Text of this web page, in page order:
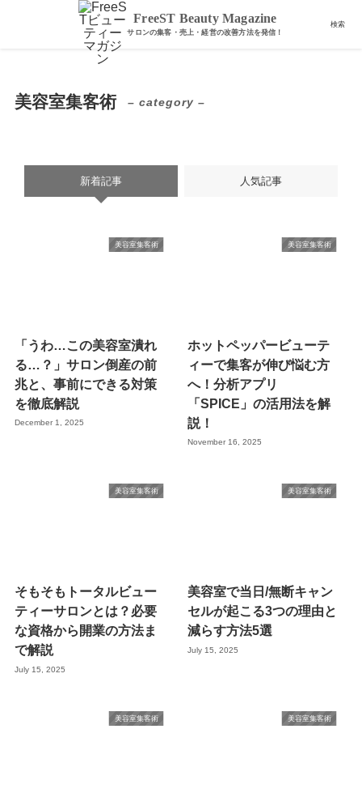
FreeST Beauty Magazine 検索
美容室集客術
美容室集客術 – category –
新着記事 人気記事
美容室集客術
「うわ…この美容室潰れ
る…？」サロン倒産の前
兆と、事前にできる対策
を徹底解説​
December 1, 2025
美容室集客術
ホットペッパービューテ
ィーで集客が伸び悩む方
へ！分析アプリ
「SPICE」の活用法を解
説！
November 16, 2025
美容室集客術
そもそもトータルビュー
ティーサロンとは？必要
な資格から開業の方法ま
で解説
July 15, 2025
美容室集客術
美容室で当日/無断キャン
セルが起こる3つの理由と
減らす方法5選
July 15, 2025
美容室集客術 美容室集客術